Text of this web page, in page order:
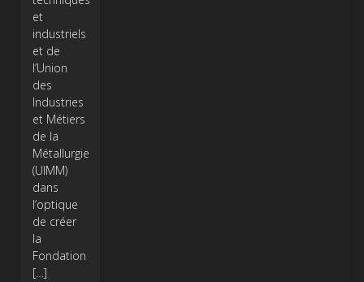
et
industriels
et de
l’Union
des
Industries
et Métiers
de la
Métallurgie
(UIMM)
dans
l’optique
de créer
la
Fondation
[…]